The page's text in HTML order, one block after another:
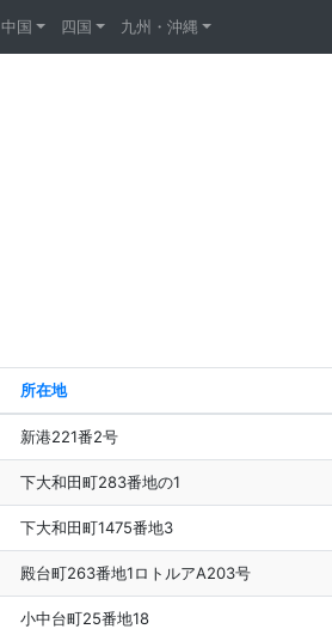
中国 四国 九州・沖縄
所在地
新港221番2号
下大和田町283番地の1
下大和田町1475番地3
殿台町263番地1ロトルアA203号
小中台町25番地18